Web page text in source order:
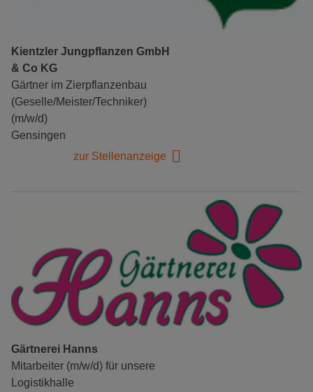
Kientzler Jungpflanzen GmbH
& Co KG
Gärtner im Zierpflanzenbau
(Geselle/Meister/Techniker)
(m/w/d)
Gensingen
zur Stellenanzeige
Gärtnerei Hanns
Mitarbeiter (m/w/d) für unsere
Logistikhalle